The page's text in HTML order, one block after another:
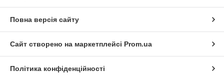
Повна версія сайту
Сайт створено на маркетплейсі Prom.ua
Політика конфіденційності